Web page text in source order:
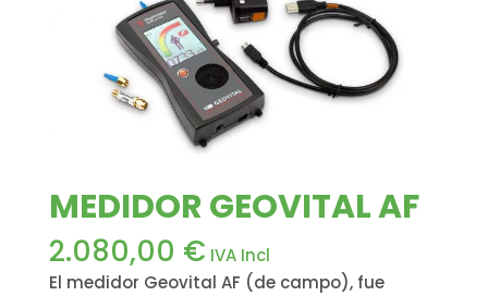
MEDIDOR GEOVITAL AF
2.080,00 € IVA Incl
El medidor Geovital AF (de campo), fue